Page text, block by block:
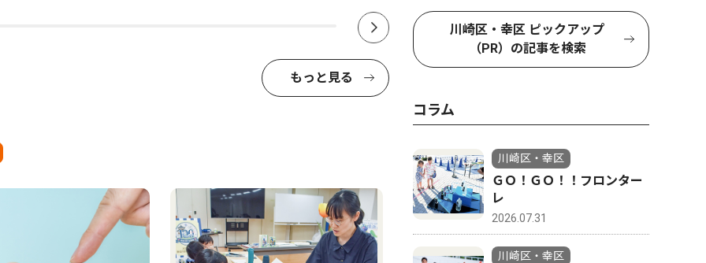
もっと見る
川崎区・幸区 ピックアップ
（PR）の記事を検索
コラム
川崎区・幸区
ＧＯ！ＧＯ！！フロンター
レ
2026.07.31
川崎区・幸区